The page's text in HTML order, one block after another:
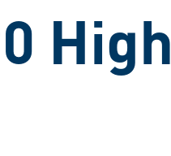
High